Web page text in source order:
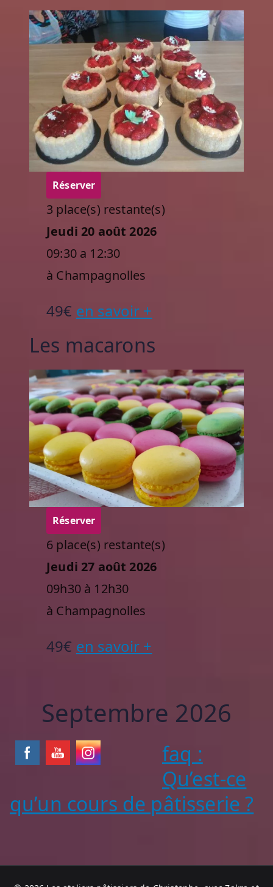
Réserver
3 place(s) restante(s)
Jeudi 20 août 2026
09:30 a 12:30
à Champagnolles
49€ en savoir +
Les macarons
Réserver
6 place(s) restante(s)
Jeudi 27 août 2026
09h30 à 12h30
à Champagnolles
49€ en savoir +
Septembre 2026
faq :
Qu’est-ce
qu’un cours de pâtisserie ?